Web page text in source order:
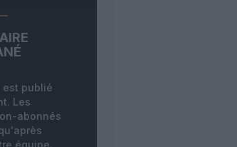
est publié
Les
abonnés
équipe.